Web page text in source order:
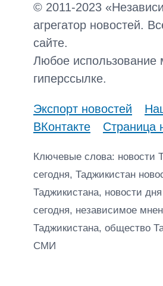
© 2011-2023
агрегатор новостей.
сайте.
Любое использование
гиперссылке.
Экспорт новостей
ВКонтакте
Страница
Ключевые слова: новости
сегодня, Таджикистан
Таджикистана, новости
сегодня, независимое
Таджикистана, общество
СМИ